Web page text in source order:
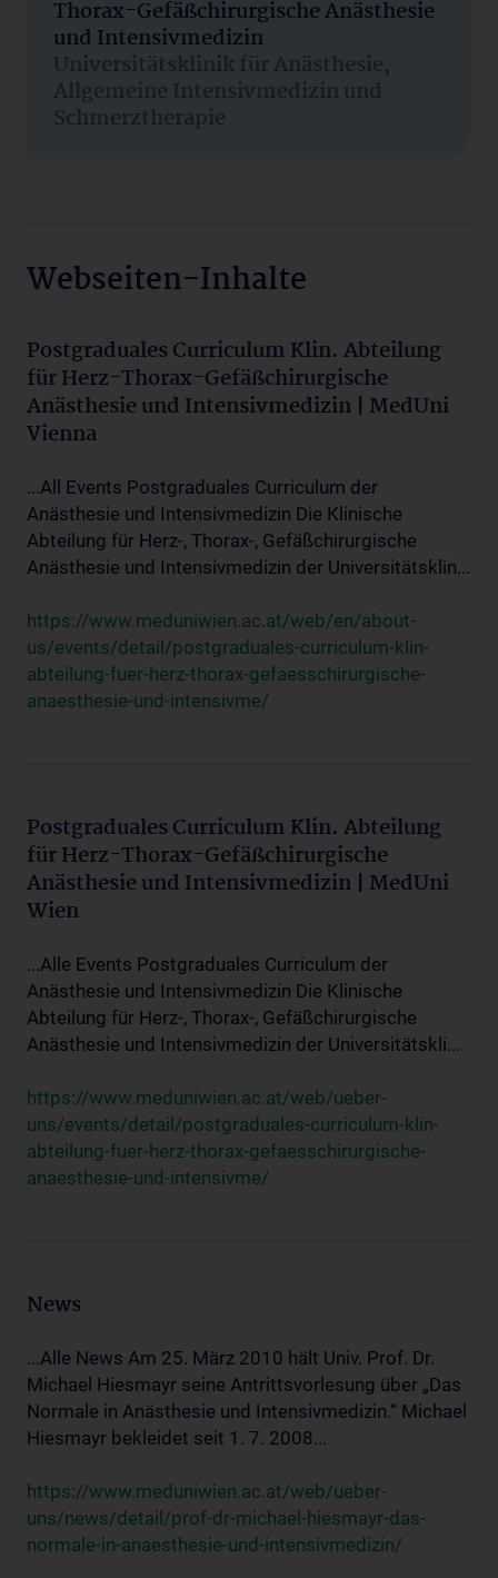
Thorax-Gefäßchirurgische Anästhesie
und Intensivmedizin
Universitätsklinik für Anästhesie,
Allgemeine Intensivmedizin und
Schmerztherapie
Webseiten-Inhalte
Postgraduales Curriculum Klin. Abteilung
für Herz-Thorax-Gefäßchirurgische
Anästhesie und Intensivmedizin | MedUni
Vienna
...All Events Postgraduales Curriculum der
Anästhesie und Intensivmedizin Die Klinische
Abteilung für Herz-, Thorax-, Gefäßchirurgische
Anästhesie und Intensivmedizin der Universitätsklin...
https://www.meduniwien.ac.at/web/en/about-
us/events/detail/postgraduales-curriculum-klin-
abteilung-fuer-herz-thorax-gefaesschirurgische-
anaesthesie-und-intensivme/
Postgraduales Curriculum Klin. Abteilung
für Herz-Thorax-Gefäßchirurgische
Anästhesie und Intensivmedizin | MedUni
Wien
...Alle Events Postgraduales Curriculum der
Anästhesie und Intensivmedizin Die Klinische
Abteilung für Herz-, Thorax-, Gefäßchirurgische
Anästhesie und Intensivmedizin der Universitätskli...
https://www.meduniwien.ac.at/web/ueber-
uns/events/detail/postgraduales-curriculum-klin-
abteilung-fuer-herz-thorax-gefaesschirurgische-
anaesthesie-und-intensivme/
News
...Alle News Am 25. März 2010 hält Univ. Prof. Dr.
Michael Hiesmayr seine Antrittsvorlesung über „Das
Normale in Anästhesie und Intensivmedizin.“ Michael
Hiesmayr bekleidet seit 1. 7. 2008...
https://www.meduniwien.ac.at/web/ueber-
uns/news/detail/prof-dr-michael-hiesmayr-das-
normale-in-anaesthesie-und-intensivmedizin/